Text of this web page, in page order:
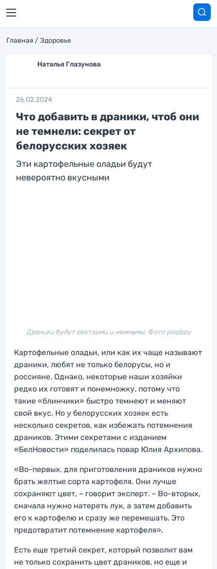
Главная Здоровье
Наталья Глазунова
26.02.2024
Что добавить в драники, чтоб они
не темнели: секрет от
белорусских хозяек
Эти картофельные оладьи будут
невероятно вкусными
Драники будут светлыми и нежными. Фото pixabay
Картофельные оладьи, или как их чаще называют
драники, любят не только белорусы, но и
россияне. Однако, некоторые наши хозяйки
редко их готовят и понемножку, потому что
такие «блинчики» быстро темнеют и меняют
свой вкус. Но у белорусских хозяек есть
несколько секретов, как избежать потемнения
драников. Этими секретами с изданием
«БелНовости» поделилась повар Юлия Архипова.
«Во-первых, для приготовления драников нужно
брать желтые сорта картофеля. Они лучше
сохраняют цвет, – говорит эксперт. – Во-вторых,
сначала нужно натереть лук, а затем добавить
его к картофелю и сразу же перемешать. Это
предотвратит потемнение картофеля».
Есть еще третий секрет, который позволит вам
не только сохранить цвет драников, но еще и